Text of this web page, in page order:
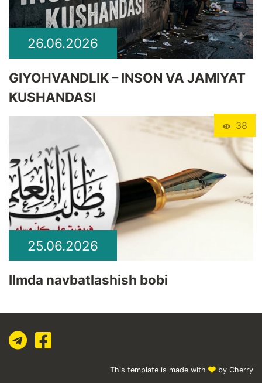
26.06.2026
GIYOHVANDLIK – INSON VA JAMIYAT
KUSHANDASI
38
25.06.2026
Ilmda navbatlashish bobi
This template is made with by Cherry